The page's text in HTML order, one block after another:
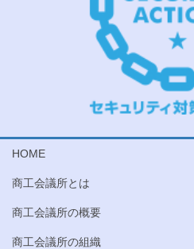
HOME
商工会議所とは
商工会議所の概要
商工会議所の組織